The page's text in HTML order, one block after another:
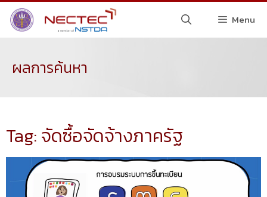
Menu
ผลการค้นหา
Tag: จัดซื้อจัดจ้างภาครัฐ